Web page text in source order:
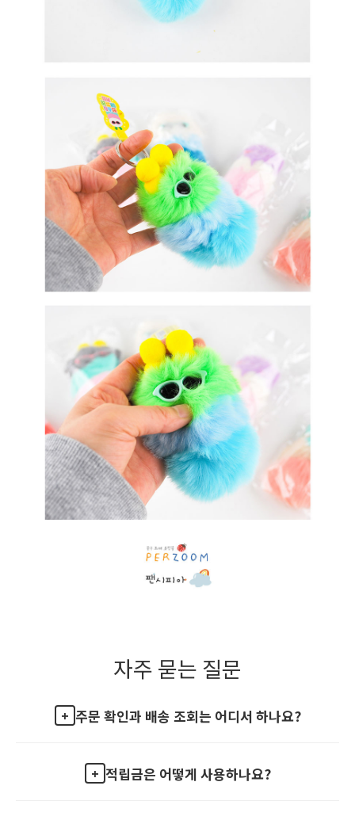
자주 묻는 질문
주문 확인과 배송 조회는 어디서 하나요?
적립금은 어떻게 사용하나요?